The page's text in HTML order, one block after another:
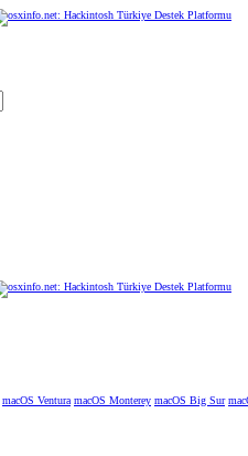
macOS Ventura macOS Monterey macOS Big Sur